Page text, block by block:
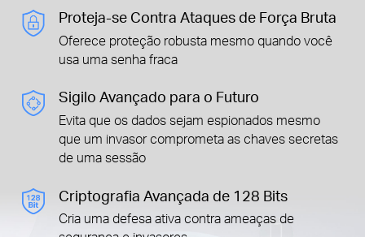
Proteja-se Contra Ataques de Força Bruta
Oferece proteção robusta mesmo quando você
usa uma senha fraca
Sigilo Avançado para o Futuro
Evita que os dados sejam espionados mesmo
que um invasor comprometa as chaves secretas
de uma sessão
Criptografia Avançada de 128 Bits
Cria uma defesa ativa contra ameaças de